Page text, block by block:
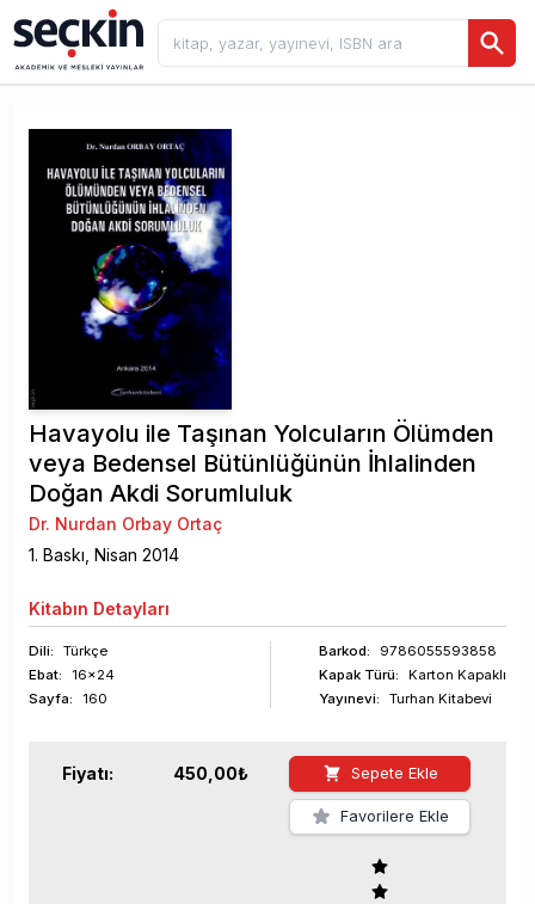
Havayolu ile Taşınan Yolcuların Ölümden
veya Bedensel Bütünlüğünün İhlalinden
Doğan Akdi Sorumluluk
Dr. Nurdan Orbay Ortaç
1. Baskı, Nisan 2014
Kitabın Detayları
Dili:
Türkçe
Ebat:
16x24
Sayfa: 160
Barkod:
9786055593858
Kapak Türü:
Karton Kapaklı
Yayınevi:
Turhan Kitabevi
Fiyatı: 450,00₺ Sepete Ekle
Favorilere Ekle